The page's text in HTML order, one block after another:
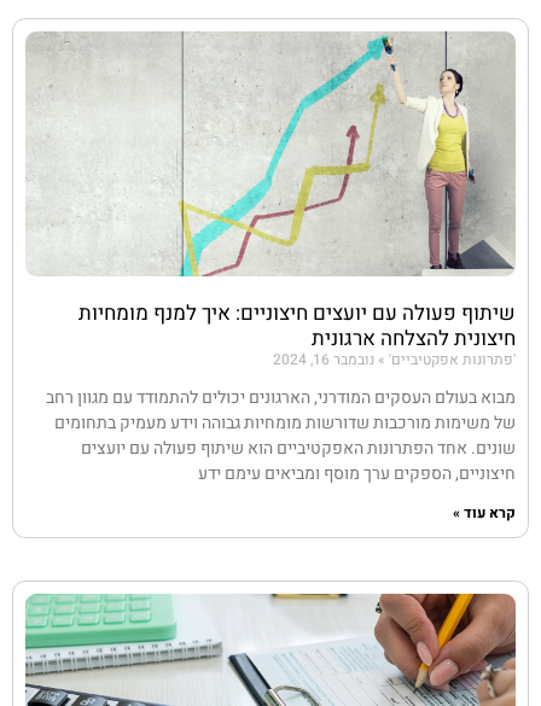
שיתוף פעולה עם יועצים חיצוניים: איך למנף מומחיות
חיצונית להצלחה ארגונית
'פתרונות אפקטיביים' נובמבר 16, 2024
מבוא בעולם העסקים המודרני, הארגונים יכולים להתמודד עם מגוון רחב
של משימות מורכבות שדורשות מומחיות גבוהה וידע מעמיק בתחומים
שונים. אחד הפתרונות האפקטיביים הוא שיתוף פעולה עם יועצים
חיצוניים, הספקים ערך מוסף ומביאים עימם ידע
קרא עוד »